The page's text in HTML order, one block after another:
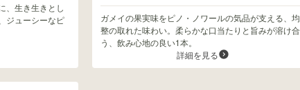
、生き生きとし
ジューシーなピ
ガメイの果実味をピノ・ノワールの気品が支える、均
整の取れた味わい。柔らかな口当たりと旨みが溶け合
う、飲み心地の良い1本。
詳細を見る